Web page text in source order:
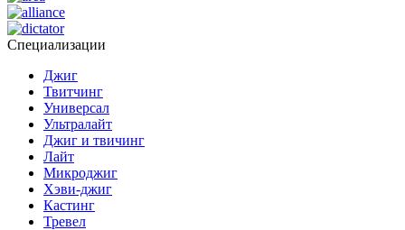
Специализации
Джиг
Твитчинг
Универсал
Ультралайт
Джиг и твичинг
Лайт
Микроджиг
Хэви-джиг
Кастинг
Тревел